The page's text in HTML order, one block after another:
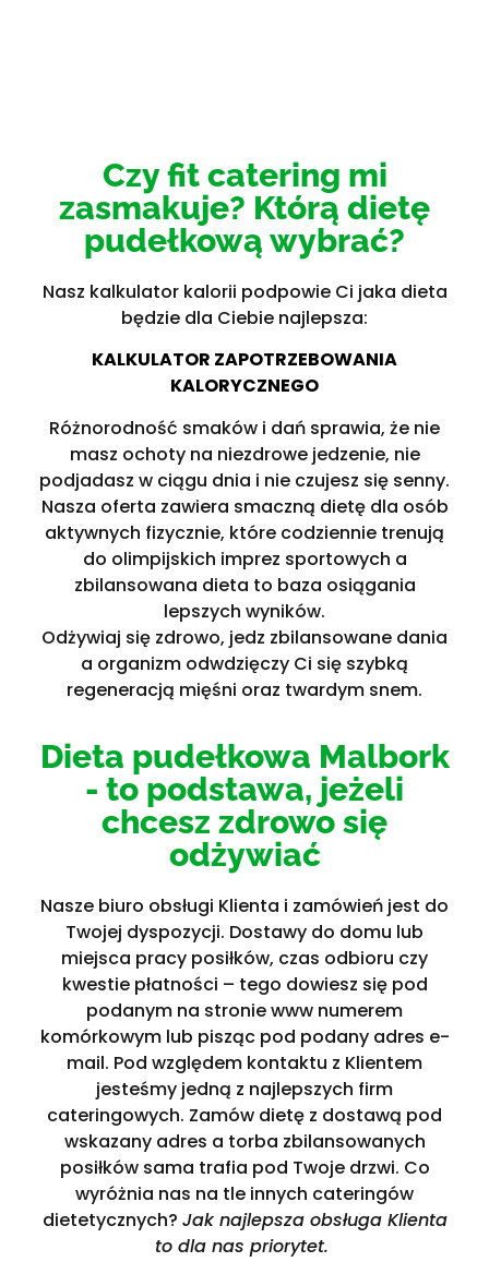
Czy fit catering mi
zasmakuje? Którą dietę
pudełkową wybrać?
Nasz kalkulator kalorii podpowie Ci jaka dieta
będzie dla Ciebie najlepsza:
KALKULATOR ZAPOTRZEBOWANIA
KALORYCZNEGO
Różnorodność smaków i dań sprawia, że nie
masz ochoty na niezdrowe jedzenie, nie
podjadasz w ciągu dnia i nie czujesz się senny.
Nasza oferta zawiera smaczną dietę dla osób
aktywnych fizycznie, które codziennie trenują
do olimpijskich imprez sportowych a
zbilansowana dieta to baza osiągania
lepszych wyników.
Odżywiaj się zdrowo, jedz zbilansowane dania
a organizm odwdzięczy Ci się szybką
regeneracją mięśni oraz twardym snem.
Dieta pudełkowa Malbork
- to podstawa, jeżeli
chcesz zdrowo się
odżywiać
Nasze biuro obsługi Klienta i zamówień jest do
Twojej dyspozycji. Dostawy do domu lub
miejsca pracy posiłków, czas odbioru czy
kwestie płatności – tego dowiesz się pod
podanym na stronie www numerem
komórkowym lub pisząc pod podany adres e-
mail. Pod względem kontaktu z Klientem
jesteśmy jedną z najlepszych firm
cateringowych. Zamów dietę z dostawą pod
wskazany adres a torba zbilansowanych
posiłków sama trafia pod Twoje drzwi. Co
wyróżnia nas na tle innych cateringów
dietetycznych? Jak najlepsza obsługa Klienta
to dla nas priorytet.